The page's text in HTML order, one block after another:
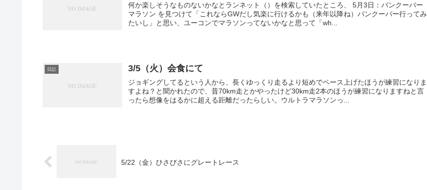
何か楽しそうなものないかなとランネット（）を検索していたところ、 5月3日：バンクーバー
マラソン を見つけて「これならGWだし気楽に行けるかも（来年以降ね）バンクーバー行ってみ
たいし」と思い、ユーコンでマラソンってないかなと思って「wh...
日記 3/5（火）会食にて
ジョギングしてるという人から、長くゆっくり走るより短めでペース上げたほうが練習になりま
すよね？と聞かれたので、昔70km走とかやったけど30km走2本のほうが練習になりますねと言
ったら想像をはるかに超える距離だったらしい。ウルトラマラソンっ...
5/22（金）ひさびさにグレートレース